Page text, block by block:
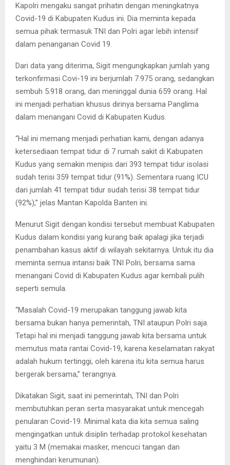
Kapolri mengaku sangat prihatin dengan meningkatnya
Covid-19 di Kabupaten Kudus ini. Dia meminta kepada
semua pihak termasuk TNI dan Polri agar lebih intensif
dalam penanganan Covid 19.
Dari data yang diterima, Sigit mengungkapkan jumlah yang
terkonfirmasi Covi-19 ini berjumlah 7.975 orang, sedangkan
sembuh 5.918 orang, dan meninggal dunia 659 orang. Hal
ini menjadi perhatian khusus dirinya bersama Panglima
dalam menangani Covid di Kabupaten Kudus.
“Hal ini memang menjadi perhatian kami, dengan adanya
ketersediaan tempat tidur di 7 rumah sakit di Kabupaten
Kudus yang semakin menipis dari 393 tempat tidur isolasi
sudah terisi 359 tempat tidur (91%). Sementara ruang ICU
dari jumlah 41 tempat tidur sudah terisi 38 tempat tidur
(92%),” jelas Mantan Kapolda Banten ini.
Menurut Sigit dengan kondisi tersebut membuat Kabupaten
Kudus dalam kondisi yang kurang baik apalagi jika terjadi
penambahan kasus aktif di wilayah sekitarnya. Untuk itu dia
meminta semua intansi baik TNI Polri, bersama sama
menangani Covid di Kabupaten Kudus agar kembali pulih
seperti semula.
“Masalah Covid-19 merupakan tanggung jawab kita
bersama bukan hanya pemerintah, TNI ataupun Polri saja.
Tetapi hal ini menjadi tanggung jawab kita bersama untuk
memutus mata rantai Covid-19, karena keselamatan rakyat
adalah hukum tertinggi, oleh karena itu kita semua harus
bergerak bersama,” terangnya.
Dikatakan Sigit, saat ini pemerintah, TNI dan Polri
membutuhkan peran serta masyarakat untuk mencegah
penularan Covid-19. Minimal kata dia kita semua saling
mengingatkan untuk disiplin terhadap protokol kesehatan
yaitu 3 M (memakai masker, mencuci tangan dan
menghindari kerumunan).